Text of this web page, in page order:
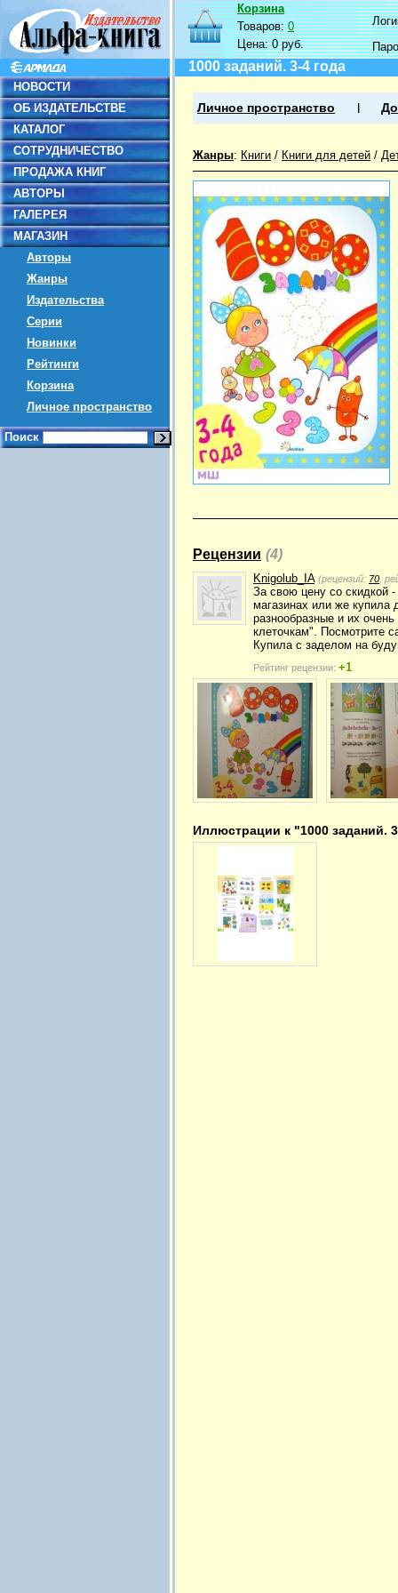
НОВОСТИ
ОБ ИЗДАТЕЛЬСТВЕ
КАТАЛОГ
СОТРУДНИЧЕСТВО
ПРОДАЖА КНИГ
АВТОРЫ
ГАЛЕРЕЯ
МАГАЗИН
Авторы
Жанры
Издательства
Серии
Новинки
Рейтинги
Корзина
Личное пространство
Поиск
Корзина
Товаров:0
Цена:0 руб.
1000 заданий. 3-4 года
Личное пространство
Жанры: Книги / Книги для детей /
Рецензии (4)
Knigolub_IA (рецензий: 70 ,
За свою цену со скидкой
магазинах или же купила
разнообразные и их
клеточкам". Посмотрите
Купила с заделом на
Рейтинг рецензии: +1
Иллюстрации к "1000 заданий.